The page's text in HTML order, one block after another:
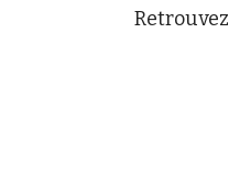
Retrouvez